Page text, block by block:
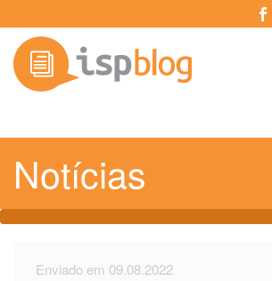
Notícias
Enviado em 09.08.2022